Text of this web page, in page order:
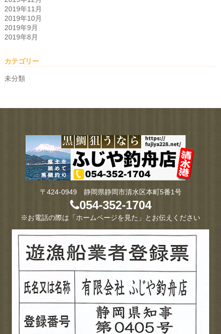
2019年11月
2019年10月
2019年9月
2019年8月
カテゴリー
未分類
〒424-0949 静岡県静岡市清水区本町5番1号
054-352-1704
※お電話の際は「ホームページを見た」とお伝えください